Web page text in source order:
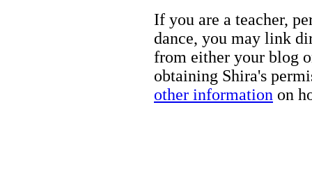
If you are a teacher,
dance, you may link
from either your blog
obtaining Shira's
other information on